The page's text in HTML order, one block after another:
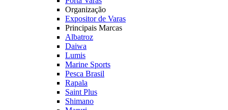
Organização
Expositor de Varas
Principais Marcas
Albatroz
Daiwa
Lumis
Marine Sports
Pesca Brasil
Rapala
Saint Plus
Shimano